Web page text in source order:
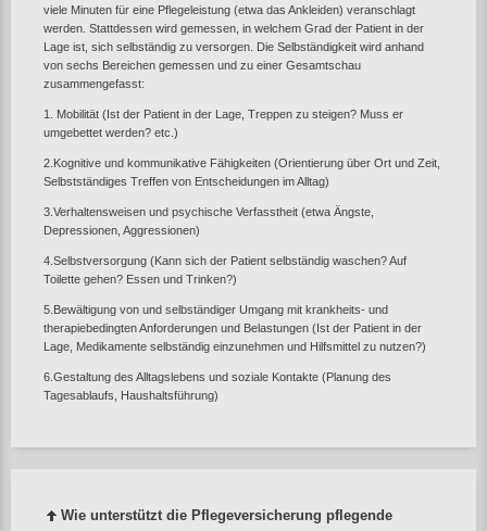
viele Minuten für eine Pflegeleistung (etwa das Ankleiden) veranschlagt
werden. Stattdessen wird gemessen, in welchem Grad der Patient in der
Lage ist, sich selbständig zu versorgen. Die Selbständigkeit wird anhand
von sechs Bereichen gemessen und zu einer Gesamtschau
zusammengefasst:
1. Mobilität (Ist der Patient in der Lage, Treppen zu steigen? Muss er
umgebettet werden? etc.)
2.Kognitive und kommunikative Fähigkeiten (Orientierung über Ort und Zeit,
Selbstständiges Treffen von Entscheidungen im Alltag)
3.Verhaltensweisen und psychische Verfasstheit (etwa Ängste,
Depressionen, Aggressionen)
4.Selbstversorgung (Kann sich der Patient selbständig waschen? Auf
Toilette gehen? Essen und Trinken?)
5.Bewältigung von und selbständiger Umgang mit krankheits- und
therapiebedingten Anforderungen und Belastungen (Ist der Patient in der
Lage, Medikamente selbständig einzunehmen und Hilfsmittel zu nutzen?)
6.Gestaltung des Alltagslebens und soziale Kontakte (Planung des
Tagesablaufs, Haushaltsführung)
Wie unterstützt die Pflegeversicherung pflegende